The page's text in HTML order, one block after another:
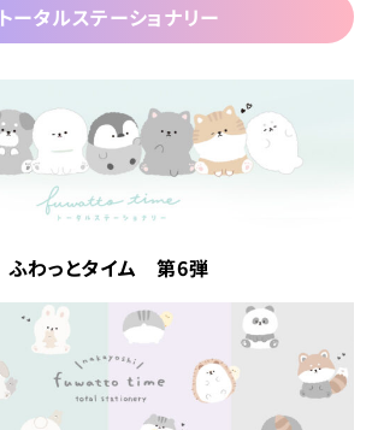
トータルステーショナリー
ふわっとタイム 第6弾